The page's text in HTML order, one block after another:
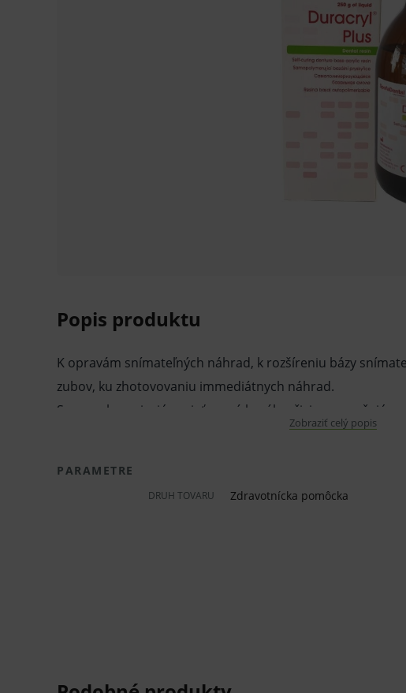
Popis produktu
K opravám snímateľných náhrad, k rozšíreniu bázy
zubov, ku zhotovovaniu immediátnych náhrad.
Samopolymerizujúca sieťovaná bazálna živica vyznačujúca
pevným spojením s bazálnou živicou, nízkou
a je ponúkaný v rovnakých farebných odtieňoch ako
zdravotníckej pomôcky a diagnostickej zdravotníckej
Zobraziť celý popis
PARAMETRE
DRUH TOVARU Zdravotnícka pomôcka